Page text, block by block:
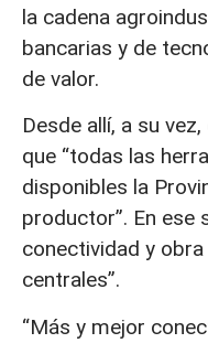
la cadena
bancarias y de
de valor.
Desde allí, a su
que “todas las
disponibles la
productor”. En ese
conectividad y
centrales”.
“Más y mejor